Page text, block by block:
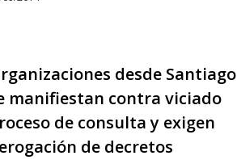
desde Santiago
manifiestan contra viciado
de consulta y exigen
de decretos